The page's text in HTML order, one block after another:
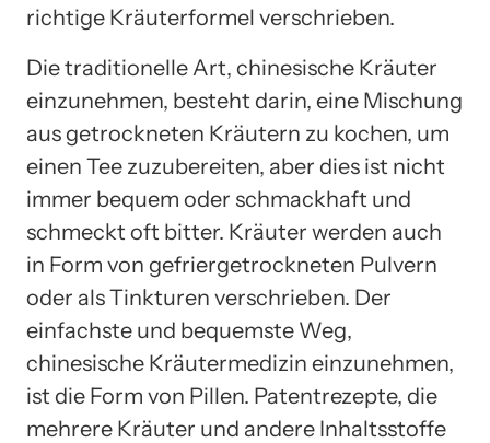
richtige Kräuterformel verschrieben.
Die traditionelle Art, chinesische Kräuter
einzunehmen, besteht darin, eine Mischung
aus getrockneten Kräutern zu kochen, um
einen Tee zuzubereiten, aber dies ist nicht
immer bequem oder schmackhaft und
schmeckt oft bitter. Kräuter werden auch
in Form von gefriergetrockneten Pulvern
oder als Tinkturen verschrieben. Der
einfachste und bequemste Weg,
chinesische Kräutermedizin einzunehmen,
ist die Form von Pillen. Patentrezepte, die
mehrere Kräuter und andere Inhaltsstoffe